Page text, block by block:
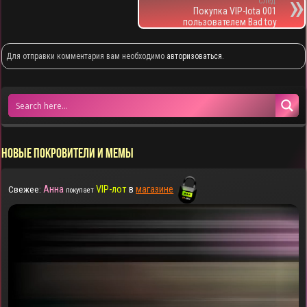
Покупка VIP-lota 001
пользователем Bad toy
Для отправки комментария вам необходимо авторизоваться
НОВЫЕ ПОКРОВИТЕЛИ И МЕМЫ
Свежее: Анна покупает VIP-лотвмагазине